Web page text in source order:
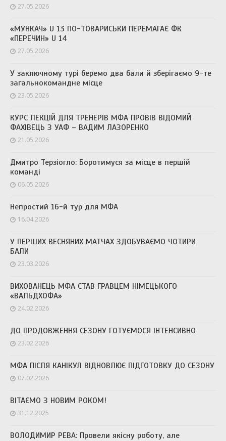
27.05.2026
«МУНКАЧ» U 13 ПО-ТОВАРИСЬКИ ПЕРЕМАГАЄ ФК
«ПЕРЕЧИН» U 14
27.05.2026
У заключному турі беремо два бали й зберігаємо 9-те
загальнокомандне місце
23.05.2026
КУРС ЛЕКЦІЙ ДЛЯ ТРЕНЕРІВ МФА ПРОВІВ ВІДОМИЙ
ФАХІВЕЦЬ З УАФ – ВАДИМ ЛАЗОРЕНКО
21.05.2026
Дмитро Терзіогло: Боротимуся за місце в першій
команді
06.05.2026
Непростий 16-й тур для МФА
16.04.2026
У ПЕРШИХ ВЕСНЯНИХ МАТЧАХ ЗДОБУВАЄМО ЧОТИРИ
БАЛИ
23.03.2026
ВИХОВАНЕЦЬ МФА СТАВ ГРАВЦЕМ НІМЕЦЬКОГО
«ВАЛЬДХОФА»
24.02.2026
ДО ПРОДОВЖЕННЯ СЕЗОНУ ГОТУЄМОСЯ ІНТЕНСИВНО
23.02.2026
МФА ПІСЛЯ КАНІКУЛ ВІДНОВЛЮЄ ПІДГОТОВКУ ДО СЕЗОНУ
07.02.2026
ВІТАЄМО З НОВИМ РОКОМ!
31.12.2025
ВОЛОДИМИР РЕВА: Провели якісну роботу, але